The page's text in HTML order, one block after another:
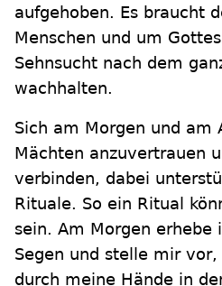
aufgehoben. Es braucht
Menschen und um
Sehnsucht nach dem
wachhalten.
Sich am Morgen und am
Mächten anzuvertrauen
verbinden, dabei
Rituale. So ein Ritual
sein. Am Morgen erhebe
Segen und stelle mir vor,
durch meine Hände in